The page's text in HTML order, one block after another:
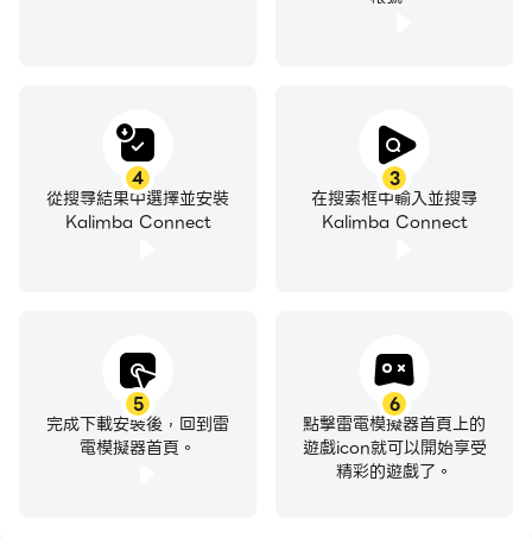
3
在搜索框中輸入並搜尋
Kalimba Connect
4
從搜尋結果中選擇並安裝
Kalimba Connect
5
完成下載安裝後，回到雷
電模擬器首頁。
6
點擊雷電模擬器首頁上的
遊戲icon就可以開始享受
精彩的遊戲了。